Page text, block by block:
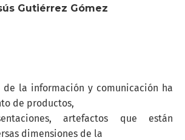
Gutiérrez Gómez
la información y comunicación ha
de productos,
artefactos que están
dimensiones de la